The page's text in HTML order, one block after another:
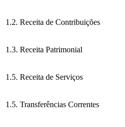
1.2. Receita de Contribuições
1.3. Receita Patrimonial
1.5. Receita de Serviços
1.5. Transferências Correntes